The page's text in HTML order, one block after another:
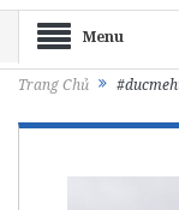
Menu
Trang Chủ